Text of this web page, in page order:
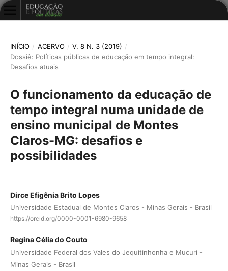
INÍCIO / ACERVO / V. 8 N. 3 (2019) /
Dossiê: Políticas públicas de educação em tempo integral:
Desafios atuais
O funcionamento da educação de
tempo integral numa unidade de
ensino municipal de Montes
Claros-MG: desafios e
possibilidades
Dirce Efigênia Brito Lopes
Universidade Estadual de Montes Claros - Minas Gerais - Brasil
https://orcid.org/0000-0001-6980-9658
Regina Célia do Couto
Universidade Federal dos Vales do Jequitinhonha e Mucuri -
Minas Gerais - Brasil